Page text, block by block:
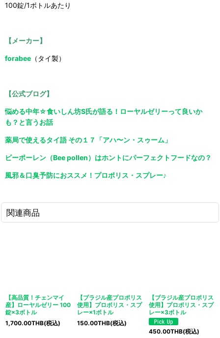
100錠/1ボトルあたり
【メーカー】
forabee （タイ製）
【公式ブログ】
悩める中年☆食いしん坊S氏が語る！ローヤルゼリーって良いか
も？と言うお話
薬局で使えるタイ語 その１７「アハ〜ン・スゥーム」
ビーポーレン（Bee pollen）はホントにパーフェクトフードなの？
風邪＆口臭予防におススメ！プロポリス・スプレー♪
関連商品
【高品質！チェンマイ
産】ローヤルゼリー 100
錠×3ボトル
1,700.00THB(税込)
【ブラジル産プロポリス
使用】プロポリス・スプ
レー×1ボトル
150.00THB(税込)
【ブラジル産プロポリス
使用】プロポリス・スプ
レー×3ボトル
450.00THB(税込)